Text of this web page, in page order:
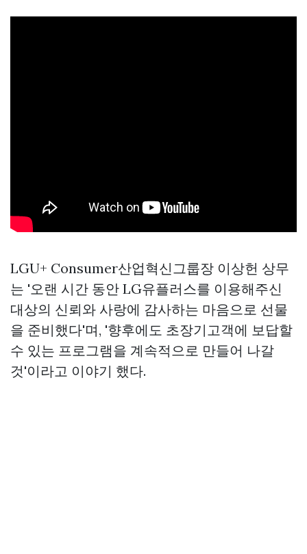
LGU+ Consumer산업혁신그룹장 이상헌 상무
는 '오랜 시간 동안 LG유플러스를 이용해주신
대상의 신뢰와 사랑에 감사하는 마음으로 선물
을 준비했다'며, '향후에도 초장기고객에 보답할
수 있는 프로그램을 계속적으로 만들어 나갈
것'이라고 이야기 했다.